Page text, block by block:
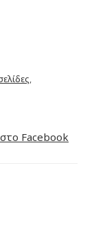
,
Facebook